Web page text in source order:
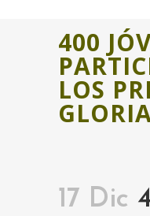
400
LOS
17 Dic